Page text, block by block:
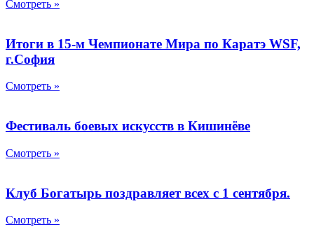
Смотреть »
Итоги в 15-м Чемпионате Мира по Каратэ WSF,
г.София
Смотреть »
Фестиваль боевых искусств в Кишинёве
Смотреть »
Клуб Богатырь поздравляет всех с 1 сентября.
Смотреть »